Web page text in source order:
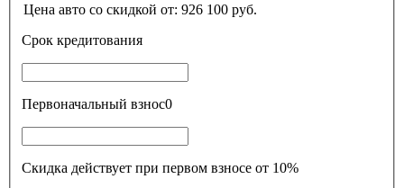
Цена авто со скидкой от: 926 100 руб.
Срок кредитования
Первоначальный взнос0
Скидка действует при первом взносе от 10%